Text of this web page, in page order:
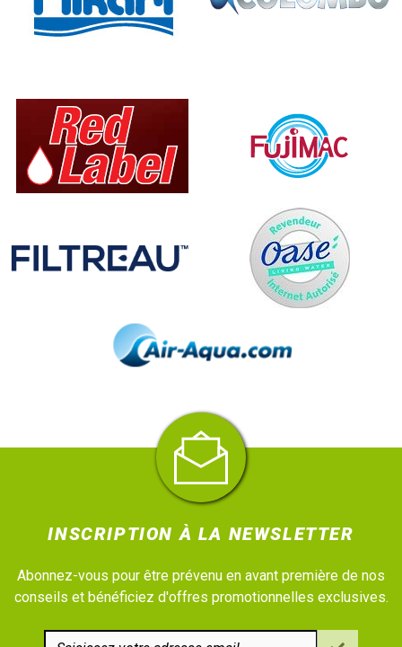
INSCRIPTION À LA NEWSLETTER
Abonnez-vous pour être prévenu en avant première de nos
conseils et bénéficiez d'offres promotionnelles exclusives.